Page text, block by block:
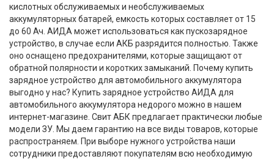
кислотных обслуживаемых и необслуживаемых
аккумуляторных батарей, емкость которых составляет от 15
до 60 Ач. АИДА может использоваться как пускозарядное
устройство, в случае если АКБ разрядится полностью. Также
оно оснащено предохранителями, которые защищают от
обратной полярности и коротких замыканий. Почему купить
зарядное устройство для автомобильного аккумулятора
выгодно у нас? Купить зарядное устройство АИДА для
автомобильного аккумулятора недорого можно в нашем
интернет-магазине. Свит АБК предлагает практически любые
модели ЗУ. Мы даем гарантию на все виды товаров, которые
распространяем. При выборе нужного устройства наши
сотрудники предоставляют покупателям всю необходимую